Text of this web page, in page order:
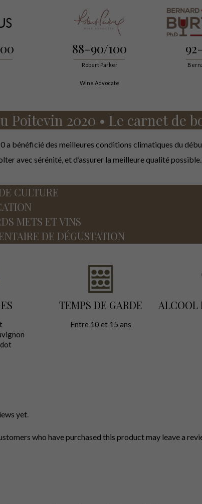
88-90/100
Robert Parker
Wine Advocate
Poitevin 2020 • Le carnet de
a bénéficié des meilleures conditions climatiques du
avec sérénité, et d’assurer la meilleure qualité possible.
CULTURE
METS ET VINS
DE DÉGUSTATION
TEMPS DE GARDE
Entre 10 et 15 ans
ALCOOL
yet.
who have purchased this product may leave a